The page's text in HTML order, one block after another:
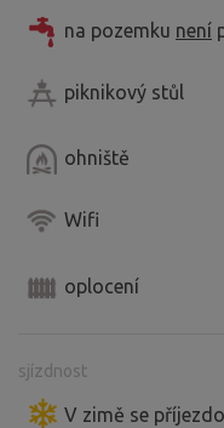
na pozemku není
piknikový stůl
ohniště
Wifi
oplocení
sjízdnost
V zimě se